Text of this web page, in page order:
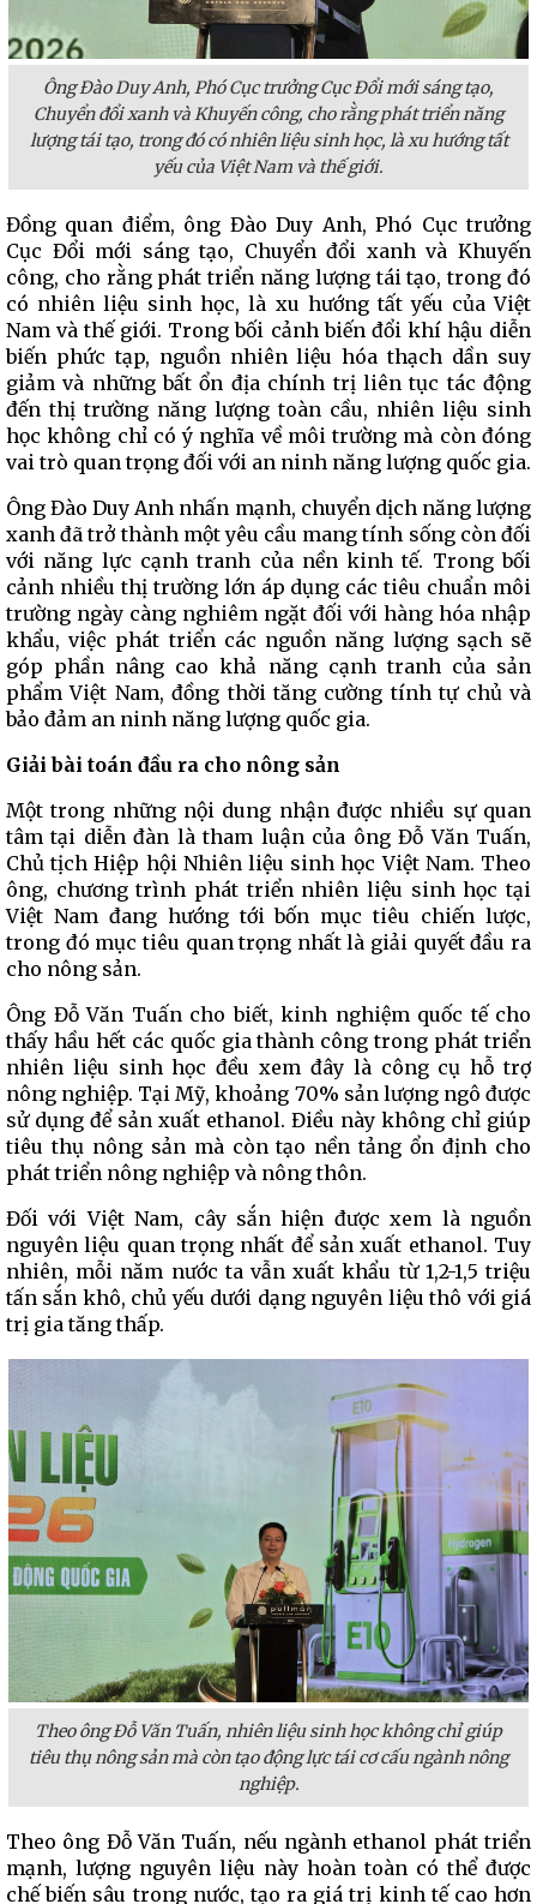
Ông Đào Duy Anh, Phó Cục trưởng Cục Đổi mới sáng tạo,
Chuyển đổi xanh và Khuyến công, cho rằng phát triển năng
lượng tái tạo, trong đó có nhiên liệu sinh học, là xu hướng tất
yếu của Việt Nam và thế giới.
Đồng quan điểm, ông Đào Duy Anh, Phó Cục trưởng
Cục Đổi mới sáng tạo, Chuyển đổi xanh và Khuyến
công, cho rằng phát triển năng lượng tái tạo, trong đó
có nhiên liệu sinh học, là xu hướng tất yếu của Việt
Nam và thế giới. Trong bối cảnh biến đổi khí hậu diễn
biến phức tạp, nguồn nhiên liệu hóa thạch dần suy
giảm và những bất ổn địa chính trị liên tục tác động
đến thị trường năng lượng toàn cầu, nhiên liệu sinh
học không chỉ có ý nghĩa về môi trường mà còn đóng
vai trò quan trọng đối với an ninh năng lượng quốc gia.
Ông Đào Duy Anh nhấn mạnh, chuyển dịch năng lượng
xanh đã trở thành một yêu cầu mang tính sống còn đối
với năng lực cạnh tranh của nền kinh tế. Trong bối
cảnh nhiều thị trường lớn áp dụng các tiêu chuẩn môi
trường ngày càng nghiêm ngặt đối với hàng hóa nhập
khẩu, việc phát triển các nguồn năng lượng sạch sẽ
góp phần nâng cao khả năng cạnh tranh của sản
phẩm Việt Nam, đồng thời tăng cường tính tự chủ và
bảo đảm an ninh năng lượng quốc gia.
Giải bài toán đầu ra cho nông sản
Một trong những nội dung nhận được nhiều sự quan
tâm tại diễn đàn là tham luận của ông Đỗ Văn Tuấn,
Chủ tịch Hiệp hội Nhiên liệu sinh học Việt Nam. Theo
ông, chương trình phát triển nhiên liệu sinh học tại
Việt Nam đang hướng tới bốn mục tiêu chiến lược,
trong đó mục tiêu quan trọng nhất là giải quyết đầu ra
cho nông sản.
Ông Đỗ Văn Tuấn cho biết, kinh nghiệm quốc tế cho
thấy hầu hết các quốc gia thành công trong phát triển
nhiên liệu sinh học đều xem đây là công cụ hỗ trợ
nông nghiệp. Tại Mỹ, khoảng 70% sản lượng ngô được
sử dụng để sản xuất ethanol. Điều này không chỉ giúp
tiêu thụ nông sản mà còn tạo nền tảng ổn định cho
phát triển nông nghiệp và nông thôn.
Đối với Việt Nam, cây sắn hiện được xem là nguồn
nguyên liệu quan trọng nhất để sản xuất ethanol. Tuy
nhiên, mỗi năm nước ta vẫn xuất khẩu từ 1,2-1,5 triệu
tấn sắn khô, chủ yếu dưới dạng nguyên liệu thô với giá
trị gia tăng thấp.
Theo ông Đỗ Văn Tuấn, nhiên liệu sinh học không chỉ giúp
tiêu thụ nông sản mà còn tạo động lực tái cơ cấu ngành nông
nghiệp.
Theo ông Đỗ Văn Tuấn, nếu ngành ethanol phát triển
mạnh, lượng nguyên liệu này hoàn toàn có thể được
chế biến sâu trong nước, tạo ra giá trị kinh tế cao hơn